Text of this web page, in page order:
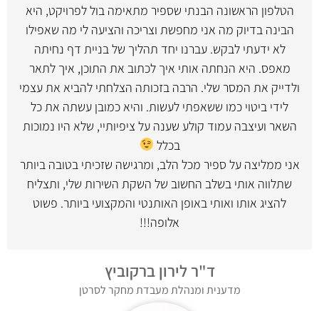
הטלפון הראשונה הבנתי שספיר מתאימה בול לפרויקט, היא
הבינה בדיוק מה אני מחפשת וצריכה והציעה לי מה שאפילו
לא ידעתי לבקש. עברנו יחד תהליך של בניית דף נחיתה
מאפס. היא הנחתה אותי איך לכתוב את התוכן, איך לתאר
ולדייק את המסר שלי. הרבה בזכותה הצלחתי להביא את עצמי
לידי ביטוי כמו ששאפתי לעשות. והיא כמובן עשתה את כל
השאר ועיצבה עמוד קולע שענה על ציפיותיי, שלא היו נמוכות
בכלל
אני ממליצה על ספיר מכל הלב, ומרגישה שזכיתי בטובה ביותר
שתלווה אותי בשלב החשוב של השקת השירות שלי, ותצליח
להציג אותו ואותי באופן האותנטי והמקצועי ביותר. פשוט
אלופה!!!
ד"ר לירון ברקוביץ
מדענית ומנהלת מעבדת מחקר לסרטן